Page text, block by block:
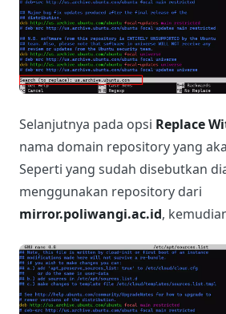
Selanjutnya pada opsi Replace
nama domain repository yang
Seperti yang sudah disebutkan
menggunakan repository dari
mirror.poliwangi.ac.id,